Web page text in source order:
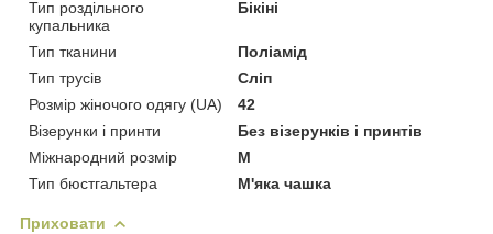
Тип роздільного
купальника
Бікіні
Тип тканини
Поліамід
Тип трусів
Сліп
Розмір жіночого одягу (UA)
42
Візерунки і принти
Без візерунків і принтів
Міжнародний розмір
M
Тип бюстгальтера
М'яка чашка
Приховати